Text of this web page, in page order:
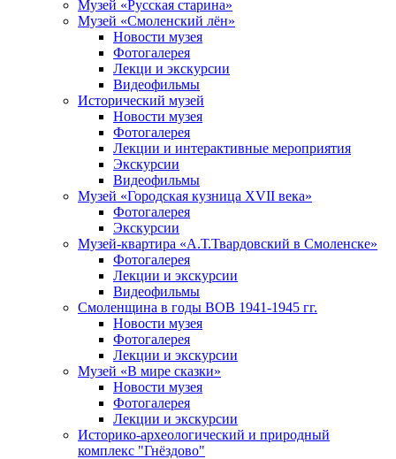
Музей «Русская старина»
Музей «Смоленский лён»
Новости музея
Фотогалерея
Лекци и экскурсии
Видеофильмы
Исторический музей
Новости музея
Фотогалерея
Лекции и интерактивные мероприятия
Экскурсии
Видеофильмы
Музей «Городская кузница XVII века»
Фотогалерея
Экскурсии
Музей-квартира «А.Т.Твардовский в Смоленске»
Фотогалерея
Лекции и экскурсии
Видеофильмы
Смоленщина в годы ВОВ 1941-1945 гг.
Новости музея
Фотогалерея
Лекции и экскурсии
Музей «В мире сказки»
Новости музея
Фотогалерея
Лекции и экскурсии
Историко-археологический и природный
комплекс "Гнёздово"